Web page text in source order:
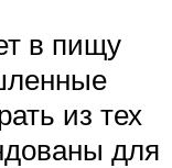
в пищу
из тех
для